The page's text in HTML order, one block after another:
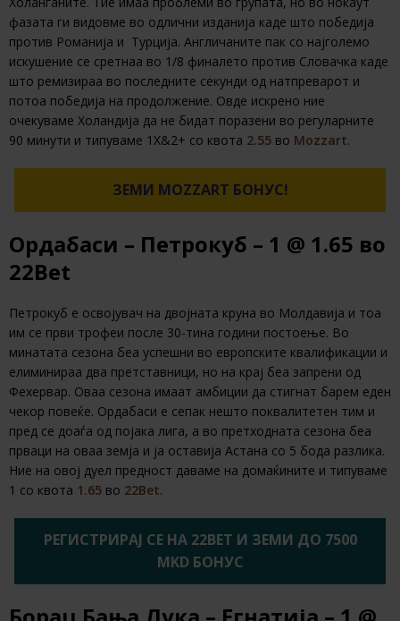
фазата ги видовме во одлични изданија каде што победија
против Романија и Турција. Англичаните пак со најголемо
искушение се сретнаа во 1/8 финалето против Словачка каде
што ремизираа во последните секунди од натпреварот и
потоа победија на продолжение. Овде искрено ние
очекуваме Холандија да не бидат поразени во регуларните
90 минути и типуваме 1Х&2+ со квота 2.55 во Mozzart.
ЗЕМИ MOZZART БОНУС!
Ордабаси – Петрокуб – 1 @ 1.65 во
22Bet
Петрокуб е освојувач на двојната круна во Молдавија и тоа
им се први трофеи после 30-тина години постоење. Во
минатата сезона беа успешни во европските квалификации и
елиминираа два претставници, но на крај беа запрени од
Фехервар. Оваа сезона имаат амбиции да стигнат барем еден
чекор повеќе. Ордабаси е сепак нешто поквалитетен тим и
пред се доаѓа од појака лига, а во претходната сезона беа
прваци на оваа земја и ја оставија Астана со 5 бода разлика.
Ние на овој дуел предност даваме на домаќините и типуваме
1 со квота 1.65 во 22Bet.
РЕГИСТРИРАЈ СЕ НА 22BET И ЗЕМИ ДО 7500
MKD БОНУС